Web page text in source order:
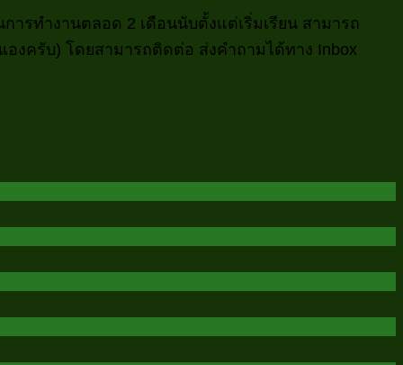
รทำงานตลอด 2 เดือนนับตั้งแต่เริ่มเรียน สามารถ
งครับ) โดยสามารถติดต่อ ส่งคำถามได้ทาง Inbox